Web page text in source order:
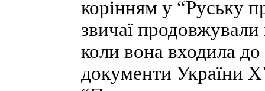
корінням у “Руську
звичаї продовжували
коли вона входила
документи України